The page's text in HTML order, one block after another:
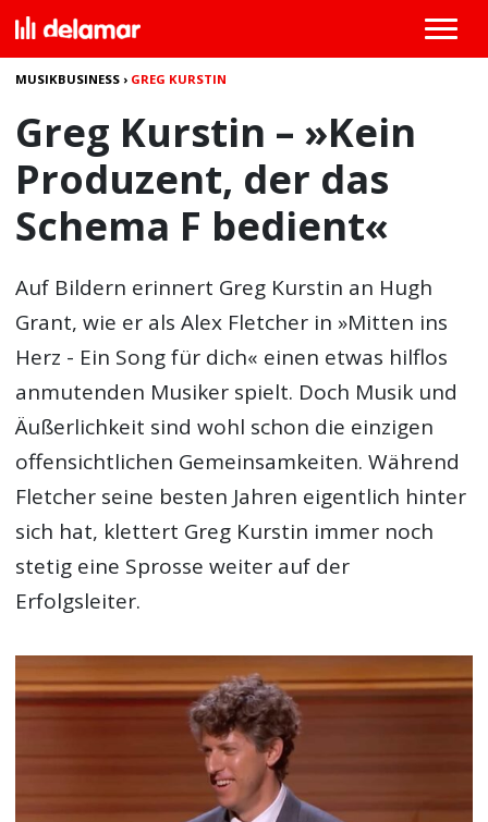
MUSIKBUSINESS › GREG KURSTIN
Greg Kurstin – »Kein
Produzent, der das
Schema F bedient«
Auf Bildern erinnert Greg Kurstin an Hugh
Grant, wie er als Alex Fletcher in »Mitten ins
Herz - Ein Song für dich« einen etwas hilflos
anmutenden Musiker spielt. Doch Musik und
Äußerlichkeit sind wohl schon die einzigen
offensichtlichen Gemeinsamkeiten. Während
Fletcher seine besten Jahren eigentlich hinter
sich hat, klettert Greg Kurstin immer noch
stetig eine Sprosse weiter auf der
Erfolgsleiter.